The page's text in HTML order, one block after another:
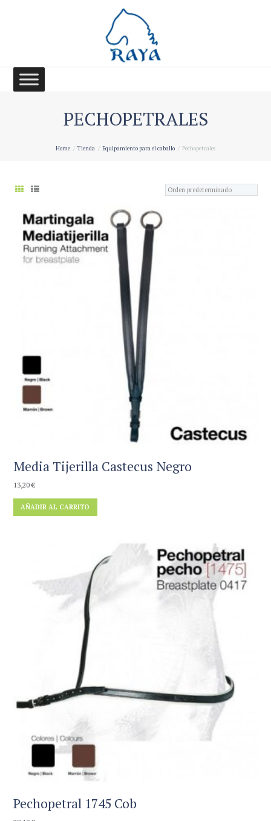
PECHOPETRALES
Home Tienda Equipamiento para el caballo Pechopetrales
Media Tijerilla Castecus Negro
13,20€
AÑADIR AL CARRITO
Pechopetral 1745 Cob